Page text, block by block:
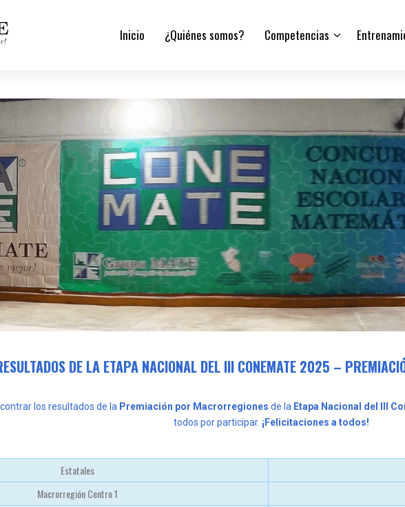
Inicio ¿Quiénes somos? Competencias
DE LA ETAPA NACIONAL DEL III CONEMATE 2025 –
los resultados de la Premiación por Macrorregiones de la Etapa Nacional del III
todos por participar. ¡Felicitaciones a todos!
Estatales
Macrorregión Centro 1